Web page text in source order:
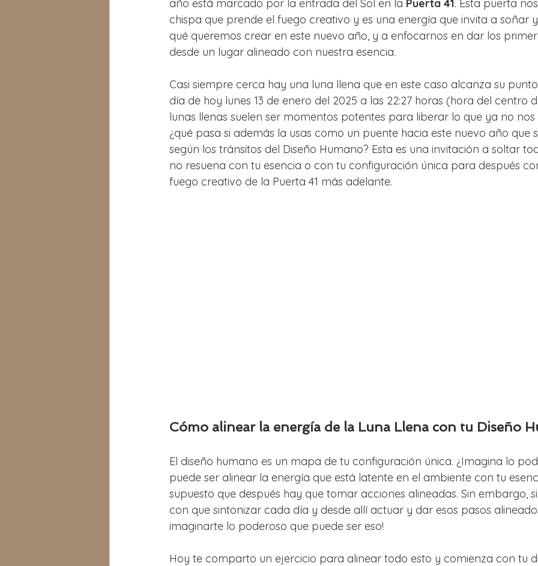
año está marcado por la entrada del Sol en la Puerta 41. Esta puerta
chispa que prende el fuego creativo y es una energía que invita a soñar
qué queremos crear en este nuevo año, y a enfocarnos en dar los
desde un lugar alineado con nuestra esencia.
Casi siempre cerca hay una luna llena que en este caso alcanza su
día de hoy lunes 13 de enero del 2025 a las 22:27 horas (hora del centro
lunas llenas suelen ser momentos potentes para liberar lo que ya no nos
¿qué pasa si además la usas como un puente hacia este nuevo año que
según los tránsitos del Diseño Humano? Esta es una invitación a soltar
no resuena con tu esencia o con tu configuración única para después
fuego creativo de la Puerta 41 más adelante.
Cómo alinear la energía de la Luna Llena con tu Diseño
El diseño humano es un mapa de tu configuración única. ¿Imagina lo
puede ser alinear la energía que está latente en el ambiente con tu
supuesto que después hay que tomar acciones alineadas. Sin embargo,
con que sintonizar cada día y desde allí actuar y dar esos pasos
imaginarte lo poderoso que puede ser eso!
Hoy te comparto un ejercicio para alinear todo esto y comienza con tu